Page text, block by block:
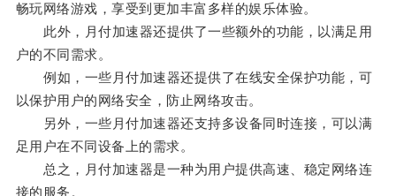
畅玩网络游戏，享受到更加丰富多样的娱乐体验。
此外，月付加速器还提供了一些额外的功能，以满足用
户的不同需求。
例如，一些月付加速器还提供了在线安全保护功能，可
以保护用户的网络安全，防止网络攻击。
另外，一些月付加速器还支持多设备同时连接，可以满
足用户在不同设备上的需求。
总之，月付加速器是一种为用户提供高速、稳定网络连
接的服务。